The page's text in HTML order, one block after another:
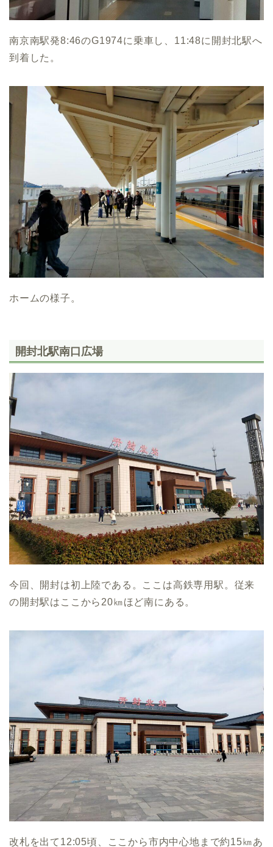
南京南駅発8:46のG1974に乗車し、11:48に開封北駅へ
到着した。
ホームの様子。
開封北駅南口広場
今回、開封は初上陸である。ここは高鉄専用駅。従来
の開封駅はここから20㎞ほど南にある。
改札を出て12:05頃、ここから市内中心地まで約15㎞あ